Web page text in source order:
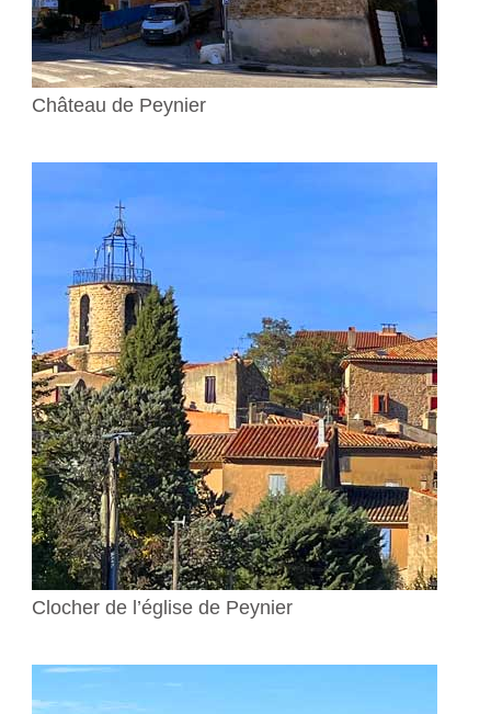
Château de Peynier
Clocher de l’église de Peynier